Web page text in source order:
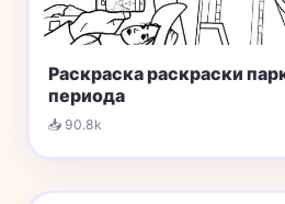
Раскраска раскраски
периода
📥 90.8k